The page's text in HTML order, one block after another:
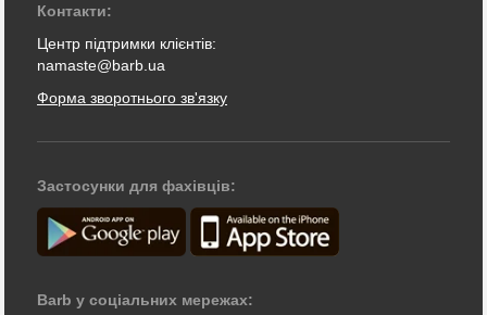
Контакти:
Центр підтримки клієнтів:
namaste@barb.ua
Форма зворотнього зв'язку
Застосунки для фахівців:
Barb у соціальних мережах: